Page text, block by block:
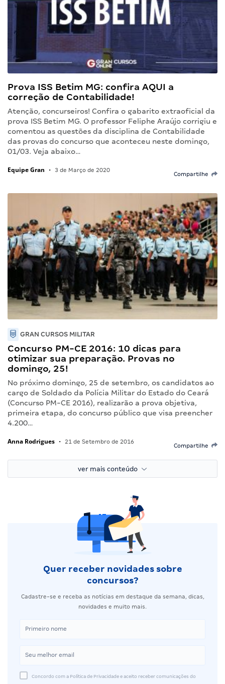
Prova ISS Betim MG: confira AQUI a
correção de Contabilidade!
Atenção, concurseiros! Confira o gabarito extraoficial da
prova ISS Betim MG. O professor Feliphe Araújo corrigiu e
comentou as questões da disciplina de Contabilidade
das provas do concurso que aconteceu neste domingo,
01/03. Veja abaixo…
Equipe Gran • 3 de Março de 2020
Compartilhe
GRAN CURSOS MILITAR
Concurso PM-CE 2016: 10 dicas para
otimizar sua preparação. Provas no
domingo, 25!
No próximo domingo, 25 de setembro, os candidatos ao
cargo de Soldado da Polícia Militar do Estado do Ceará
(Concurso PM-CE 2016), realizarão a prova objetiva,
primeira etapa, do concurso público que visa preencher
4.200…
Anna Rodrigues • 21 de Setembro de 2016
Compartilhe
ver mais conteúdo
Quer receber novidades sobre
concursos?
Cadastre-se e receba as notícias em destaque da semana, dicas,
novidades e muito mais.
Concordo com a Política de Privacidade e aceito receber comunicações do